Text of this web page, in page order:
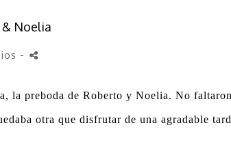
Noelia
-
la preboda de Roberto y Noelia. No
otra que disfrutar de una agradable